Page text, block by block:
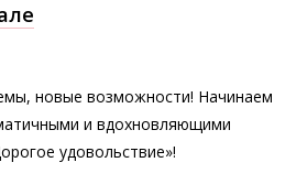
новые возможности! Начинаем
и вдохновляющими
удовольствие»!